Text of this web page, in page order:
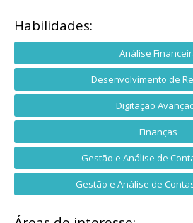
Habilidades:
Análise
Desenvolvimento de
Digitação
Finanças
Gestão e Análise de
Gestão e Análise de